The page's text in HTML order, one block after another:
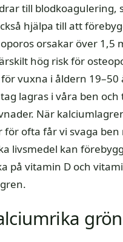
till
hjälpa till att
orsakar över
hög risk för
vuxna i åldern
lagras i våra ben
När
för ofta får vi svaga
livsmedel kan
på vitamin D och